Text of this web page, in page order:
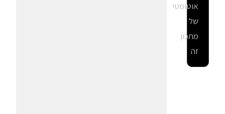
אוטומטי
של
מתכון
זה